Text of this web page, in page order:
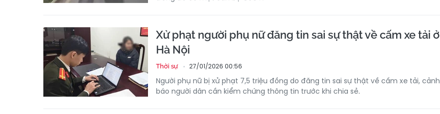
Xử phạt người phụ nữ đăng tin sai sự thật về cấm xe tải ở
Hà Nội
Thời sự 27/01/2026 00:56
Người phụ nữ bị xử phạt 7,5 triệu đồng do đăng tin sai sự thật về cấm xe tải, cảnh
báo người dân cần kiểm chứng thông tin trước khi chia sẻ.